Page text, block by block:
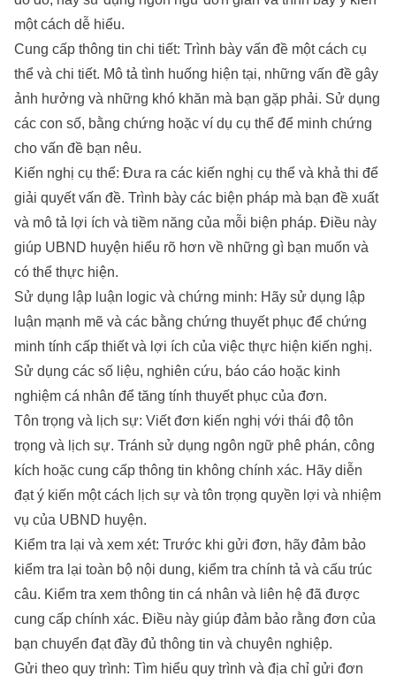
một cách dễ hiểu.
Cung cấp thông tin chi tiết: Trình bày vấn đề một cách cụ
thể và chi tiết. Mô tả tình huống hiện tại, những vấn đề gây
ảnh hưởng và những khó khăn mà bạn gặp phải. Sử dụng
các con số, bằng chứng hoặc ví dụ cụ thể để minh chứng
cho vấn đề bạn nêu.
Kiến nghị cụ thể: Đưa ra các kiến nghị cụ thể và khả thi để
giải quyết vấn đề. Trình bày các biện pháp mà bạn đề xuất
và mô tả lợi ích và tiềm năng của mỗi biện pháp. Điều này
giúp UBND huyện hiểu rõ hơn về những gì bạn muốn và
có thể thực hiện.
Sử dụng lập luận logic và chứng minh: Hãy sử dụng lập
luận mạnh mẽ và các bằng chứng thuyết phục để chứng
minh tính cấp thiết và lợi ích của việc thực hiện kiến nghị.
Sử dụng các số liệu, nghiên cứu, báo cáo hoặc kinh
nghiệm cá nhân để tăng tính thuyết phục của đơn.
Tôn trọng và lịch sự: Viết đơn kiến nghị với thái độ tôn
trọng và lịch sự. Tránh sử dụng ngôn ngữ phê phán, công
kích hoặc cung cấp thông tin không chính xác. Hãy diễn
đạt ý kiến một cách lịch sự và tôn trọng quyền lợi và nhiệm
vụ của UBND huyện.
Kiểm tra lại và xem xét: Trước khi gửi đơn, hãy đảm bảo
kiểm tra lại toàn bộ nội dung, kiểm tra chính tả và cấu trúc
câu. Kiểm tra xem thông tin cá nhân và liên hệ đã được
cung cấp chính xác. Điều này giúp đảm bảo rằng đơn của
bạn chuyển đạt đầy đủ thông tin và chuyên nghiệp.
Gửi theo quy trình: Tìm hiểu quy trình và địa chỉ gửi đơn